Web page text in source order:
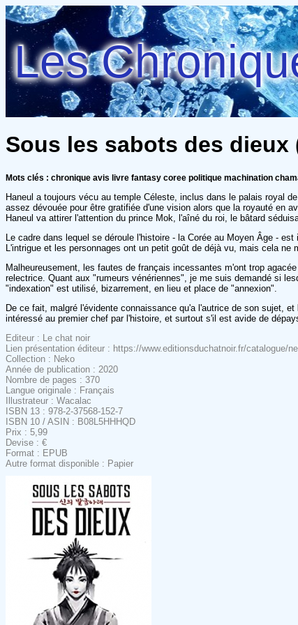
Les
Sous les sabots des dieux
Mots clés : chronique avis livre fantasy coree politique machination
Haneul a toujours vécu au temple Céleste, inclus dans le palais royal
assez dévouée pour être gratifiée d'une vision alors que la royauté en
Haneul va attirer l'attention du prince Mok, l'aîné du roi, le bâtard
Le cadre dans lequel se déroule l'histoire - la Corée au Moyen Âge -
L'intrigue et les personnages ont un petit goût de déjà vu, mais cela
Malheureusement, les fautes de français incessantes m'ont trop
relectrice. Quant aux "rumeurs vénériennes", je me suis demandé si
"indexation" est utilisé, bizarrement, en lieu et place de "annexion".
De ce fait, malgré l'évidente connaissance qu'a l'autrice de son sujet,
intéressé au premier chef par l'histoire, et surtout s'il est avide de
Editeur : Le chat noir
Lien présentation éditeur : https://www.editionsduchatnoir.fr/catalogue/
Collection : Neko
Année de publication : 2020
Nombre de pages : 370
Langue originale : Français
Illustrateur : Wacalac
ISBN 13 : 978-2-37568-152-7
ISBN 10 / ASIN : B08L5HHHQD
Prix : 5,99
Devise : €
Format : EPUB
Autre format disponible : Papier